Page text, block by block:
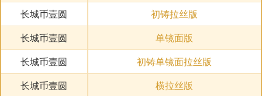
长城币壹圆
初铸拉丝版
长城币壹圆
单镜面版
长城币壹圆
初铸单镜面拉丝版
长城币壹圆
横拉丝版